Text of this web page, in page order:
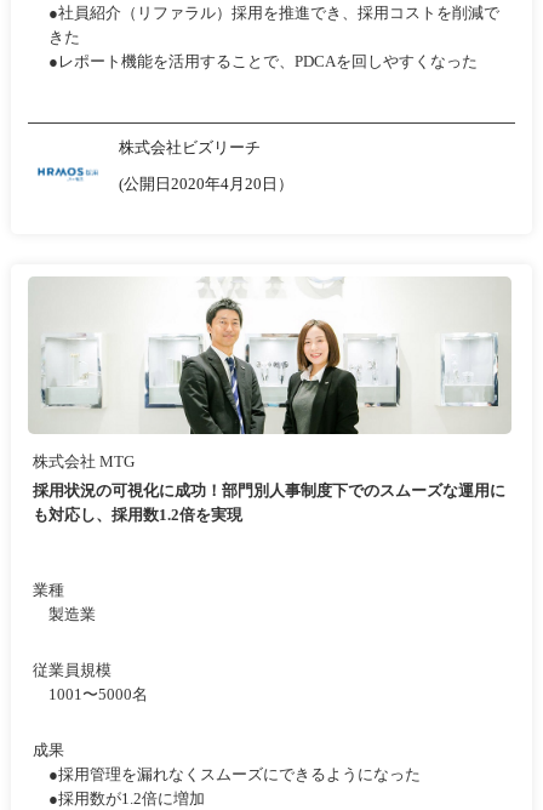
●社員紹介（リファラル）採用を推進でき、採用コストを削減で
きた
●レポート機能を活用することで、PDCAを回しやすくなった
株式会社ビズリーチ
(公開日2020年4月20日）
株式会社 MTG
採用状況の可視化に成功！部門別人事制度下でのスムーズな運用に
も対応し、採用数1.2倍を実現
業種
製造業
従業員規模
1001〜5000名
成果
●採用管理を漏れなくスムーズにできるようになった
●採用数が1.2倍に増加